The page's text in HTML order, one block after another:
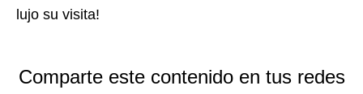
lujo su visita!
Comparte este contenido en tus redes